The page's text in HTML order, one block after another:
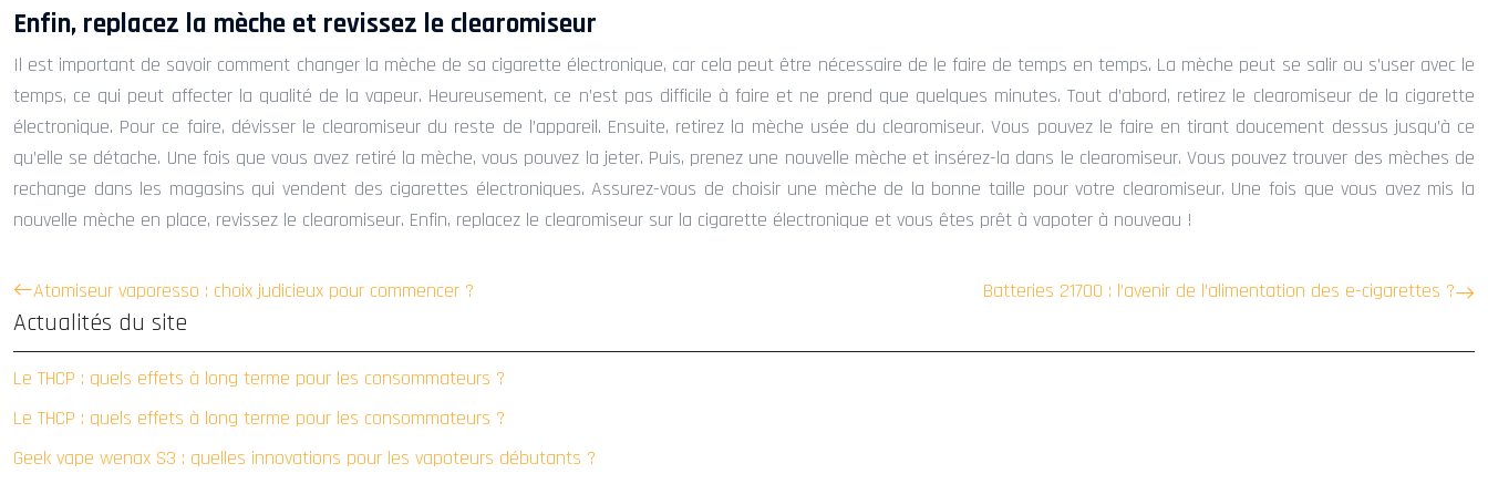
Enfin, replacez la mèche et revissez le clearomiseur
Il est important de savoir comment changer la mèche de sa cigarette électronique, car cela peut être nécessaire de le faire de temps en temps. La mèche peut se salir ou s’user avec le
temps, ce qui peut affecter la qualité de la vapeur. Heureusement, ce n’est pas difficile à faire et ne prend que quelques minutes. Tout d’abord, retirez le clearomiseur de la cigarette
électronique. Pour ce faire, dévisser le clearomiseur du reste de l’appareil. Ensuite, retirez la mèche usée du clearomiseur. Vous pouvez le faire en tirant doucement dessus jusqu’à ce
qu’elle se détache. Une fois que vous avez retiré la mèche, vous pouvez la jeter. Puis, prenez une nouvelle mèche et insérez-la dans le clearomiseur. Vous pouvez trouver des mèches de
rechange dans les magasins qui vendent des cigarettes électroniques. Assurez-vous de choisir une mèche de la bonne taille pour votre clearomiseur. Une fois que vous avez mis la
nouvelle mèche en place, revissez le clearomiseur. Enfin, replacez le clearomiseur sur la cigarette électronique et vous êtes prêt à vapoter à nouveau !
Atomiseur vaporesso : choix judicieux pour commencer ? Batteries 21700 : l’avenir de l’alimentation des e-cigarettes ?
Actualités du site
Le THCP : quels effets à long terme pour les consommateurs ?
Le THCP : quels effets à long terme pour les consommateurs ?
Geek vape wenax S3 : quelles innovations pour les vapoteurs débutants ?